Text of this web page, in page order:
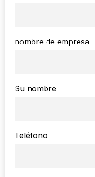
nombre de empresa
Su nombre
Teléfono